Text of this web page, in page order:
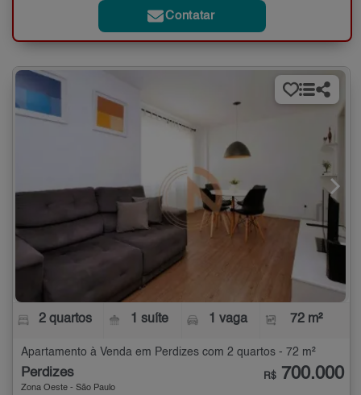
Contatar
2 quartos 1 suíte 1 vaga 72 m²
Apartamento à Venda em Perdizes com 2 quartos - 72 m²
Perdizes
Zona Oeste - São Paulo
R$ 700.000